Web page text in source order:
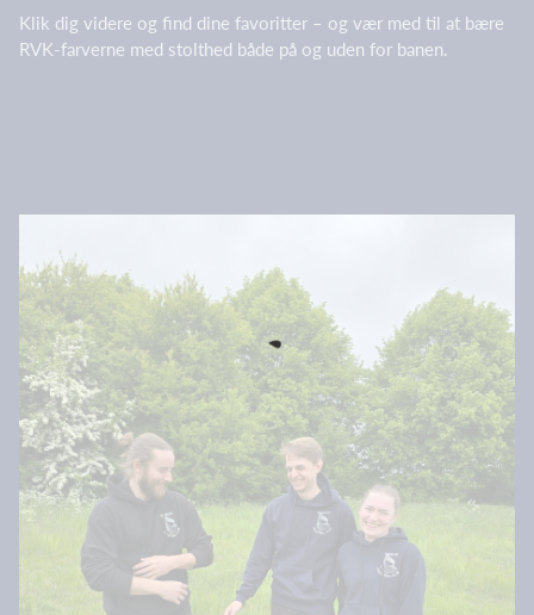
Klik dig videre og find dine favoritter – og vær med til at bære
RVK-farverne med stolthed både på og uden for banen.